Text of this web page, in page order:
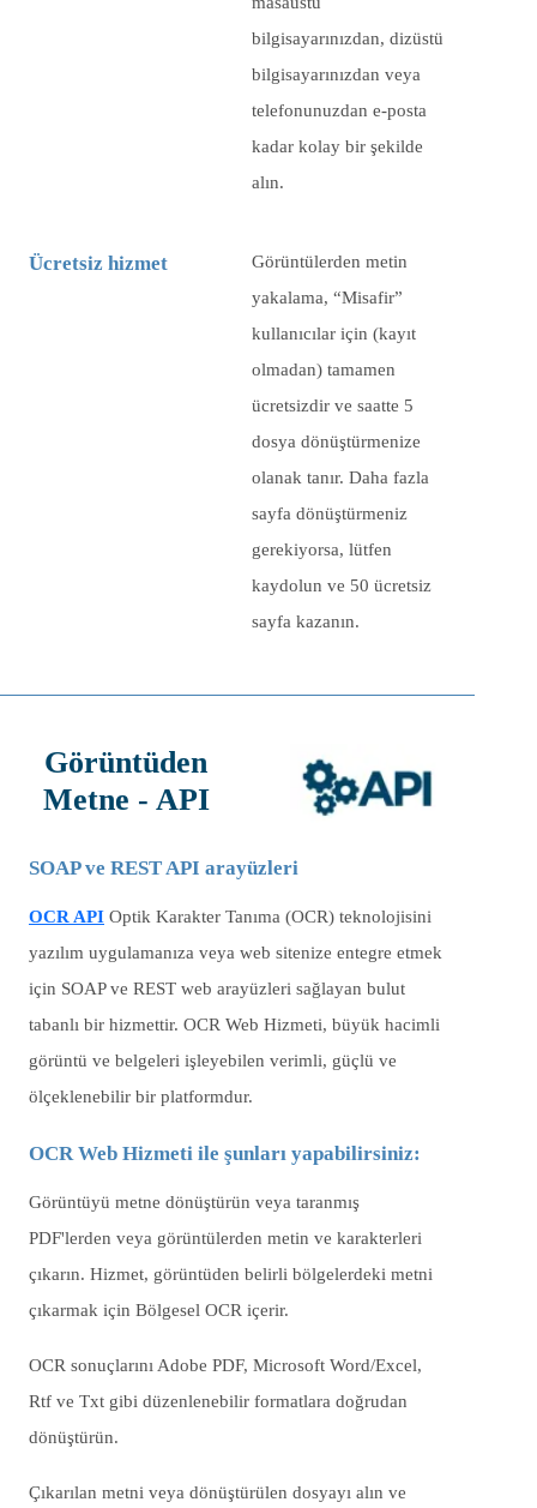
bilgisayarınızdan, dizüstü
bilgisayarınızdan veya
telefonunuzdan e-posta
kadar kolay bir şekilde
alın.
Ücretsiz hizmet
Görüntülerden metin
yakalama, “Misafir”
kullanıcılar için (kayıt
olmadan) tamamen
ücretsizdir ve saatte 5
dosya dönüştürmenize
olanak tanır. Daha fazla
sayfa dönüştürmeniz
gerekiyorsa, lütfen
kaydolun ve 50 ücretsiz
sayfa kazanın.
Görüntüden
Metne - API
SOAP ve REST API arayüzleri
OCR API Optik Karakter Tanıma (OCR) teknolojisini
yazılım uygulamanıza veya web sitenize entegre etmek
için SOAP ve REST web arayüzleri sağlayan bulut
tabanlı bir hizmettir. OCR Web Hizmeti, büyük hacimli
görüntü ve belgeleri işleyebilen verimli, güçlü ve
ölçeklenebilir bir platformdur.
OCR Web Hizmeti ile şunları yapabilirsiniz:
Görüntüyü metne dönüştürün veya taranmış
PDF'lerden veya görüntülerden metin ve karakterleri
çıkarın. Hizmet, görüntüden belirli bölgelerdeki metni
çıkarmak için Bölgesel OCR içerir.
OCR sonuçlarını Adobe PDF, Microsoft Word/Excel,
Rtf ve Txt gibi düzenlenebilir formatlara doğrudan
dönüştürün.
Çıkarılan metni veya dönüştürülen dosyayı alın ve